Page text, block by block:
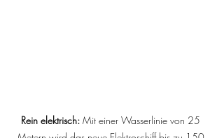
Rein elektrisch: Mit einer Wasserlinie von 25